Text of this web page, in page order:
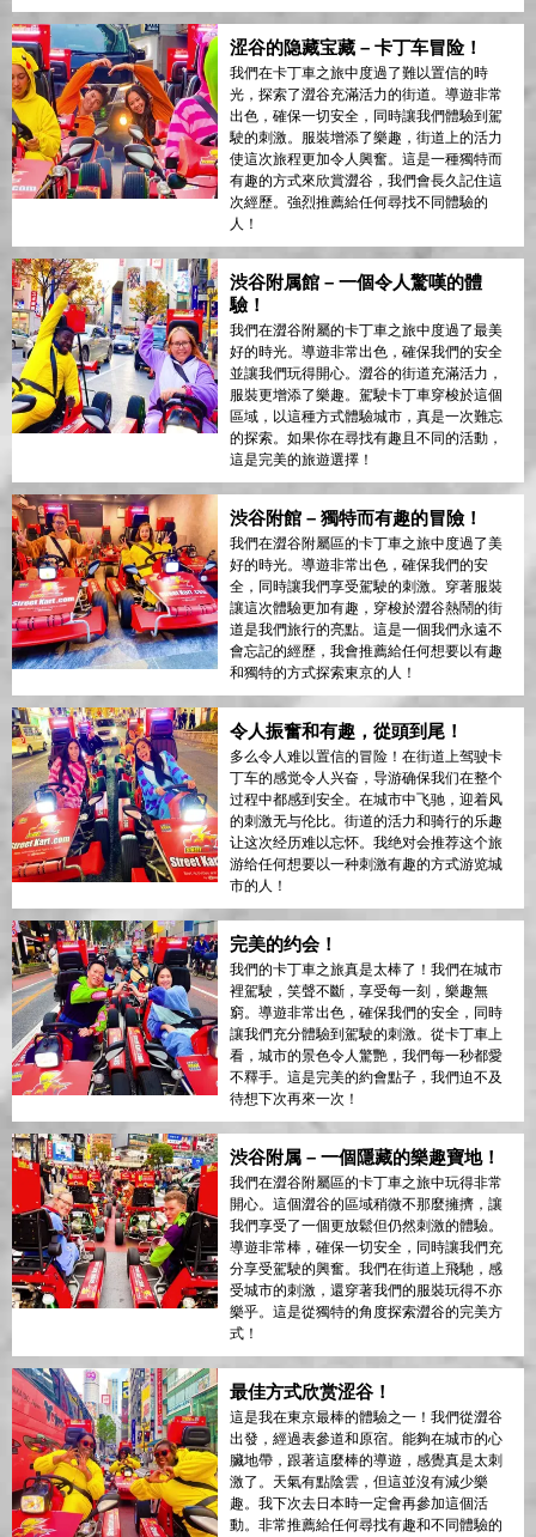
涩谷的隐藏宝藏 – 卡丁车冒险！
我們在卡丁車之旅中度過了難以置信的時
光，探索了澀谷充滿活力的街道。導遊非常
出色，確保一切安全，同時讓我們體驗到駕
駛的刺激。服裝增添了樂趣，街道上的活力
使這次旅程更加令人興奮。這是一種獨特而
有趣的方式來欣賞澀谷，我們會長久記住這
次經歷。強烈推薦給任何尋找不同體驗的
人！
渋谷附属館 – 一個令人驚嘆的體
驗！
我們在澀谷附屬的卡丁車之旅中度過了最美
好的時光。導遊非常出色，確保我們的安全
並讓我們玩得開心。澀谷的街道充滿活力，
服裝更增添了樂趣。駕駛卡丁車穿梭於這個
區域，以這種方式體驗城市，真是一次難忘
的探索。如果你在尋找有趣且不同的活動，
這是完美的旅遊選擇！
渋谷附館 – 獨特而有趣的冒險！
我們在澀谷附屬區的卡丁車之旅中度過了美
好的時光。導遊非常出色，確保我們的安
全，同時讓我們享受駕駛的刺激。穿著服裝
讓這次體驗更加有趣，穿梭於澀谷熱鬧的街
道是我們旅行的亮點。這是一個我們永遠不
會忘記的經歷，我會推薦給任何想要以有趣
和獨特的方式探索東京的人！
令人振奮和有趣，從頭到尾！
多么令人难以置信的冒险！在街道上驾驶卡
丁车的感觉令人兴奋，导游确保我们在整个
过程中都感到安全。在城市中飞驰，迎着风
的刺激无与伦比。街道的活力和骑行的乐趣
让这次经历难以忘怀。我绝对会推荐这个旅
游给任何想要以一种刺激有趣的方式游览城
市的人！
完美的约会！
我們的卡丁車之旅真是太棒了！我們在城市
裡駕駛，笑聲不斷，享受每一刻，樂趣無
窮。導遊非常出色，確保我們的安全，同時
讓我們充分體驗到駕駛的刺激。從卡丁車上
看，城市的景色令人驚艷，我們每一秒都愛
不釋手。這是完美的約會點子，我們迫不及
待想下次再來一次！
渋谷附属 – 一個隱藏的樂趣寶地！
我們在澀谷附屬區的卡丁車之旅中玩得非常
開心。這個澀谷的區域稍微不那麼擁擠，讓
我們享受了一個更放鬆但仍然刺激的體驗。
導遊非常棒，確保一切安全，同時讓我們充
分享受駕駛的興奮。我們在街道上飛馳，感
受城市的刺激，還穿著我們的服裝玩得不亦
樂乎。這是從獨特的角度探索澀谷的完美方
式！
最佳方式欣赏涩谷！
這是我在東京最棒的體驗之一！我們從澀谷
出發，經過表參道和原宿。能夠在城市的心
臟地帶，跟著這麼棒的導遊，感覺真是太刺
激了。天氣有點陰雲，但這並沒有減少樂
趣。我下次去日本時一定會再參加這個活
動。非常推薦給任何尋找有趣和不同體驗的